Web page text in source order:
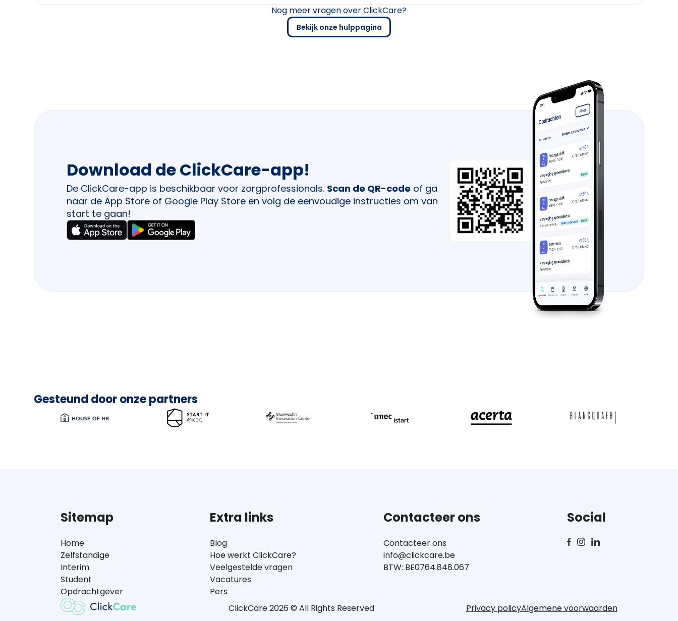
Nog meer vragen over ClickCare?
Bekijk onze hulppagina
Download de ClickCare-app!
De ClickCare-app is beschikbaar voor zorgprofessionals. Scan de QR-code of ga
naar de App Store of Google Play Store en volg de eenvoudige instructies om van
start te gaan!
Gesteund door onze partners
Sitemap
Home
Zelfstandige
Interim
Student
Opdrachtgever
Extra links
Blog
Hoe werkt ClickCare?
Veelgestelde vragen
Vacatures
Pers
Contacteer ons
Contacteer ons
info@clickcare.be
BTW: BE0764.848.067
Social
ClickCare 2026 © All Rights Reserved Privacy policyAlgemene voorwaarden